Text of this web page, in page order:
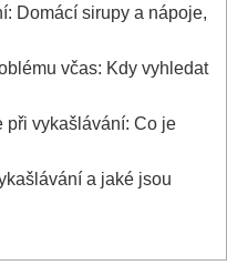
Domácí sirupy a ⁣nápoje,
včas: Kdy vyhledat​
při vykašlávání:‌ Co je
a jaké jsou